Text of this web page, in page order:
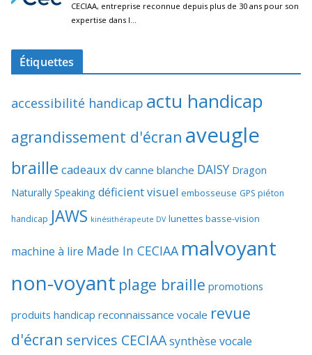
Étiquettes
accessibilité handicap actu handicap
agrandissement d'écran aveugle
braille cadeaux dv canne blanche DAISY Dragon
Naturally Speaking déficient visuel embosseuse GPS piéton
handicap JAWS kinésithérapeute DV lunettes basse-vision
machine à lire Made In CECIAA malvoyant
non-voyant plage braille promotions
produits handicap reconnaissance vocale revue
d'écran services CECIAAsynthèse vocale